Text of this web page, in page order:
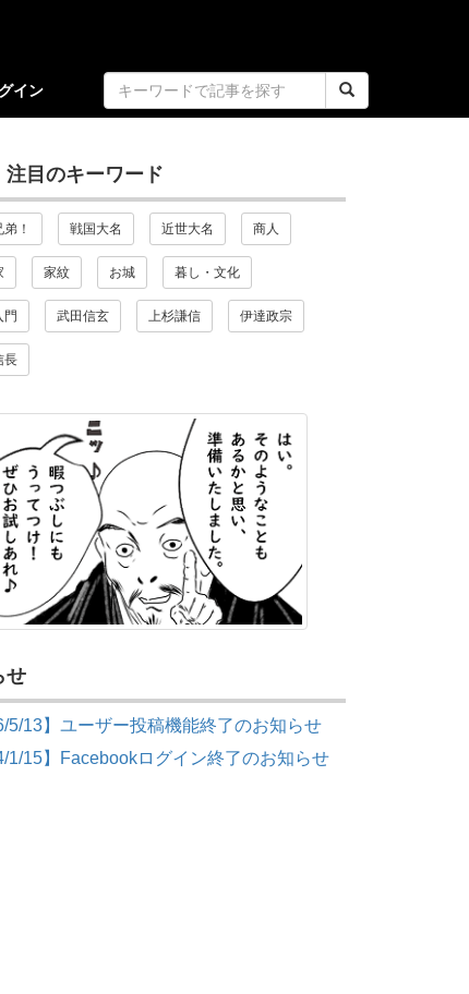
イン
注目のキーワード
！ 戦国大名 近世大名 商人
家紋 お城 暮し・文化
門 武田信玄 上杉謙信 伊達政宗
長
せ
5/13】ユーザー投稿機能終了のお知らせ
1/15】Facebookログイン終了のお知らせ